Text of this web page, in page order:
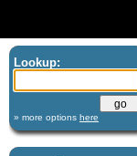
Lookup:
» more options here